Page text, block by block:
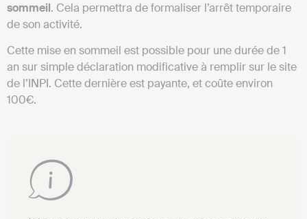
sommeil. Cela permettra de formaliser l’arrêt temporaire
de son activité.
Cette mise en sommeil est possible pour une durée de 1
an sur simple déclaration modificative à remplir sur le site
de l’INPI. Cette dernière est payante, et coûte environ
100€.